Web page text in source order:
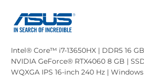
Intel® Core™ i7-13650HX | DDR5 16
NVIDIA GeForce® RTX4060 8 GB |
WQXGA IPS 16-inch 240 Hz | Windows